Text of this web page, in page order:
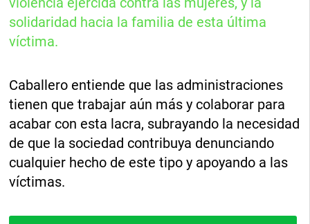
solidaridad hacia la familia de esta última
víctima.
Caballero entiende que las administraciones
tienen que trabajar aún más y colaborar para
acabar con esta lacra, subrayando la necesidad
de que la sociedad contribuya denunciando
cualquier hecho de este tipo y apoyando a las
víctimas.